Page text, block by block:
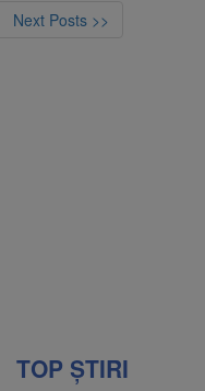
Next Posts >>
TOP ȘTIRI